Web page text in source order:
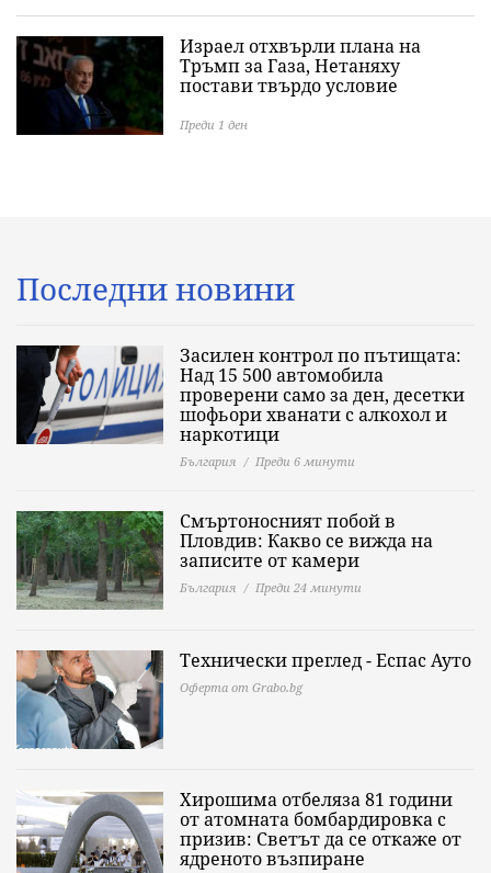
Израел отхвърли плана на
Тръмп за Газа, Нетаняху
постави твърдо условие
Преди 1 ден
Последни новини
Засилен контрол по пътищата:
Над 15 500 автомобила
проверени само за ден, десетки
шофьори хванати с алкохол и
наркотици
България Преди 6 минути
Смъртоносният побой в
Пловдив: Какво се вижда на
записите от камери
България Преди 24 минути
Технически преглед - Еспас Ауто
Оферта от Grabo.bg
Хирошима отбеляза 81 години
от атомната бомбардировка с
призив: Светът да се откаже от
ядреното възпиране